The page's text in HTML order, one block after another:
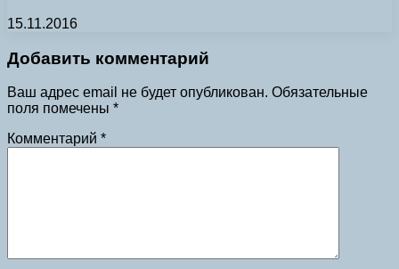
15.11.2016
Добавить комментарий
Ваш адрес email не будет опубликован. Обязательные
поля помечены *
Комментарий *